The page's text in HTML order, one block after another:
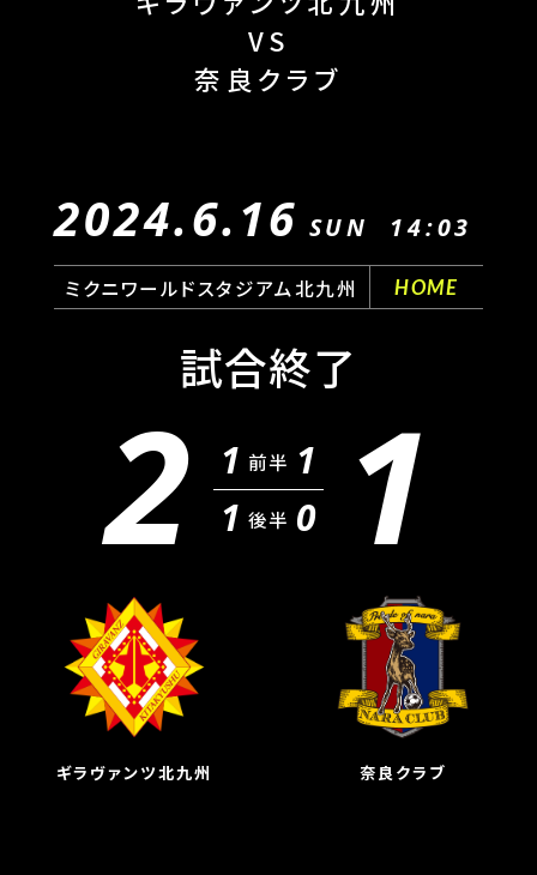
VS
奈良クラブ
2024.6.16 SUN 14:03
ミクニワールドスタジアム北九州 HOME
試合終了
ギラヴァンツ北九州
2 1 前半 1
1 後半 0 1
奈良クラブ